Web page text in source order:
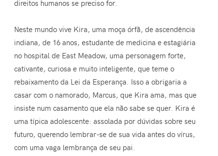
direitos humanos se preciso for.
Neste mundo vive Kira, uma moça órfã, de ascendência
indiana, de 16 anos, estudante de medicina e estagiária
no hospital de East Meadow, uma personagem forte,
cativante, curiosa e muito inteligente, que teme o
rebaixamento da Lei da Esperança. Isso a obrigaria a
casar com o namorado, Marcus, que Kira ama, mas que
insiste num casamento que ela não sabe se quer. Kira é
uma típica adolescente: assolada por dúvidas sobre seu
futuro, querendo lembrar-se de sua vida antes do vírus,
com uma vaga lembrança de seu pai.